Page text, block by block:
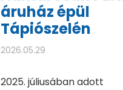
áruház épül
Tápiószelén
2026.05.29
2025. júliusában adott